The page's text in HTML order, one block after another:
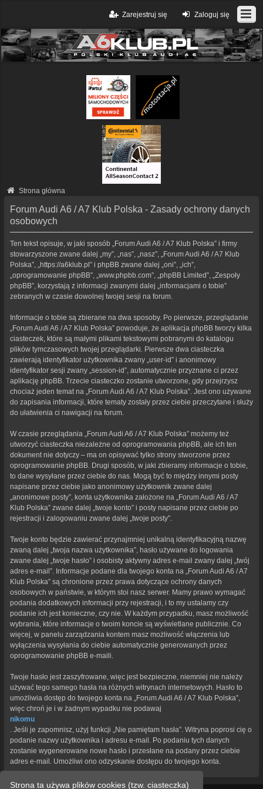
Strona ta używa plików cookies (tzw. ciasteczka)
Zaloguj się
Zarejestruj się
Strona główna
Forum Audi A6 / A7 Klub Polska - Zasady ochrony danych
osobowych
Ten tekst opisuje, w jaki sposób „Forum Audi A6 / A7 Klub Polska” i firmy
stowarzyszone zwane dalej „my”, „nas”, „nasz”, „Forum Audi A6 / A7 Klub
Polska”, „https://a6klub.pl” i phpBB zwane dalej „oni”, „ich”,
„oprogramowanie phpBB”, „www.phpbb.com”, „phpBB Limited”, „Zespoły
phpBB”, korzystają z informacji zwanymi dalej „informacjami o tobie”
zebranych w czasie dowolnej twojej sesji na forum.
Informacje o tobie są zbierane na dwa sposoby. Po pierwsze, przeglądanie
„Forum Audi A6 / A7 Klub Polska” powoduje, że aplikacja phpBB tworzy kilka
ciasteczek, które są małymi plikami tekstowymi pobranymi do katalogu
plików tymczasowych twojej przeglądarki. Pierwsze dwa ciasteczka
zawierają identyfikator użytkownika zwany „user-id” i anonimowy
identyfikator sesji zwany „session-id”, automatycznie przyznane ci przez
aplikację phpBB. Trzecie ciasteczko zostanie utworzone, gdy przejrzysz
chociaż jeden temat na „Forum Audi A6 / A7 Klub Polska”. Jest ono używane
do zapisania informacji, które tematy zostały przez ciebie przeczytane i służy
do ułatwienia ci nawigacji na forum.
W czasie przeglądania „Forum Audi A6 / A7 Klub Polska” możemy też
utworzyć ciasteczka niezależne od oprogramowania phpBB, ale ich ten
dokument nie dotyczy – ma on opisywać tylko strony stworzone przez
oprogramowanie phpBB. Drugi sposób, w jaki zbieramy informacje o tobie,
to dane wysyłane przez ciebie do nas. Mogą być to między innymi posty
napisane przez ciebie jako anonimowy użytkownik zwane dalej
„anonimowe posty”, konta użytkownika założone na „Forum Audi A6 / A7
Klub Polska” zwane dalej „twoje konto” i posty napisane przez ciebie po
rejestracji i zalogowaniu zwane dalej „twoje posty”.
Twoje konto będzie zawierać przynajmniej unikalną identyfikacyjną nazwę
zwaną dalej „twoja nazwa użytkownika”, hasło używane do logowania
zwane dalej „twoje hasło” i osobisty aktywny adres e-mail zwany dalej „twój
adres e-mail”. Informacje podane dla twojego konta na „Forum Audi A6 / A7
Klub Polska” są chronione przez prawa dotyczące ochrony danych
osobowych w państwie, w którym stoi nasz serwer. Mamy prawo wymagać
podania dodatkowych informacji przy rejestracji, i to my ustalamy czy
podanie ich jest konieczne, czy nie. W każdym przypadku, masz możliwość
wybrania, które informacje o twoim koncie są wyświetlane publicznie. Co
więcej, w panelu zarządzania kontem masz możliwość włączenia lub
wyłączenia wysyłania do ciebie automatycznie generowanych przez
oprogramowanie phpBB e-maili.
Twoje hasło jest zaszyfrowane, więc jest bezpieczne, niemniej nie należy
używać tego samego hasła na różnych witrynach internetowych. Hasło to
umożliwia dostęp do twojego konta na „Forum Audi A6 / A7 Klub Polska”,
więc chroń je i w żadnym wypadku nie podawaj
nikomu
. Jeśli je zapomnisz, użyj funkcji „Nie pamiętam hasła”. Witryna poprosi cię o
podanie nazwy użytkownika i adresu e-mail. Po podaniu tych danych
zostanie wygenerowane nowe hasło i przesłane na podany przez ciebie
adres e-mail. Umożliwi ono odzyskanie dostępu do twojego konta.